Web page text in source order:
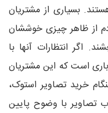
بسیاری از مشتریان
از ظاهر چیزی خوششان
اگر انتظارات آنها با
است که این مشتریان
خرید تصاویر استوک،
تصاویر با وضوح پایین